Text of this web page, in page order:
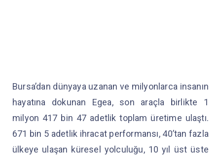
Bursa’dan dünyaya uzanan ve milyonlarca insanın
hayatına dokunan Egea, son araçla birlikte 1
milyon 417 bin 47 adetlik toplam üretime ulaştı.
671 bin 5 adetlik ihracat performansı, 40’tan fazla
ülkeye ulaşan küresel yolculuğu, 10 yıl üst üste